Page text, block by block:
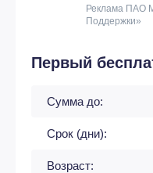
Реклама ПАО
Поддержки»
Первый
Сумма до:
Срок (дни):
Возраст: